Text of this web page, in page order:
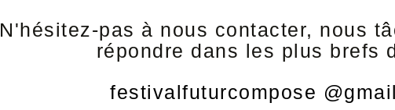
N'hésitez-pas à nous contacter, nous
répondre dans les plus brefs
festivalfuturcompose